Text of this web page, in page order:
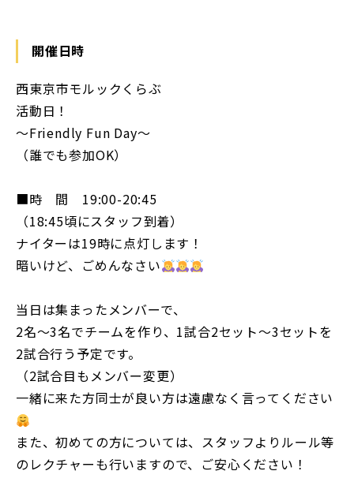
開催日時
西東京市モルックくらぶ
活動日！
〜Friendly Fun Day〜
（誰でも参加OK）
■時 間 19:00-20:45
（18:45頃にスタッフ到着）
ナイターは19時に点灯します！
暗いけど、ごめんなさい
当日は集まったメンバーで、
2名〜3名でチームを作り、1試合2セット〜3セットを
2試合行う予定です。
（2試合目もメンバー変更）
一緒に来た方同士が良い方は遠慮なく言ってください
また、初めての方については、スタッフよりルール等
のレクチャーも行いますので、ご安心ください！